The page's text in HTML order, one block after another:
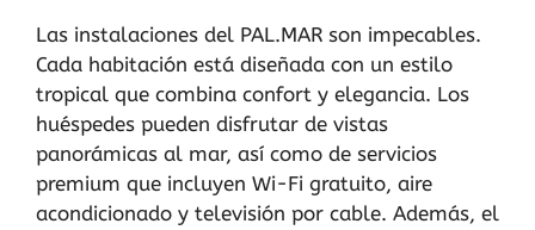
Las instalaciones del PAL.MAR son impecables.
Cada habitación está diseñada con un estilo
tropical que combina confort y elegancia. Los
huéspedes pueden disfrutar de vistas
panorámicas al mar, así como de servicios
premium que incluyen Wi-Fi gratuito, aire
acondicionado y televisión por cable. Además, el